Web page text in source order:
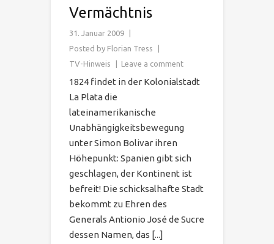
Vermächtnis
31. Januar 2009
Posted by Florian Tress
TV-Hinweis
Leave a comment
1824 findet in der Kolonialstadt
La Plata die
lateinamerikanische
Unabhängigkeitsbewegung
unter Simon Bolivar ihren
Höhepunkt: Spanien gibt sich
geschlagen, der Kontinent ist
befreit! Die schicksalhafte Stadt
bekommt zu Ehren des
Generals Antionio José de Sucre
dessen Namen, das [...]